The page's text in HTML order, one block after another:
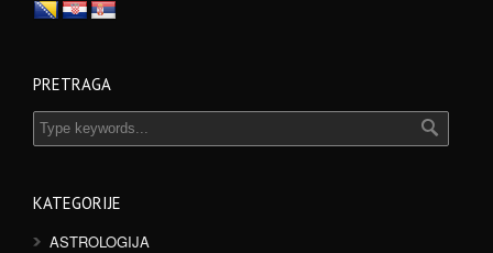
PRETRAGA
KATEGORIJE
ASTROLOGIJA